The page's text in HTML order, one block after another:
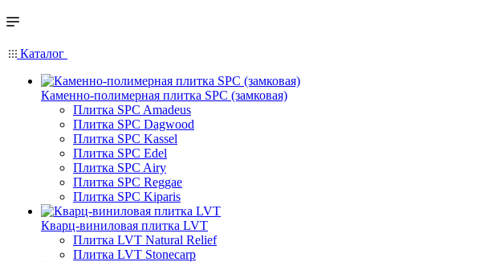
Каталог
Каменно-полимерная плитка SPC (замковая)
Плитка SPC Amadeus
Плитка SPC Dagwood
Плитка SPC Kassel
Плитка SPC Edel
Плитка SPC Airy
Плитка SPC Reggae
Плитка SPC Kiparis
Кварц-виниловая плитка LVT
Плитка LVT Natural Relief
Плитка LVT Stonecarp